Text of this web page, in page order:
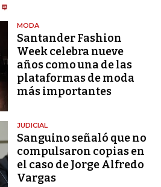
MODA
Santander Fashion
Week celebra nueve
años como una de las
plataformas de moda
más importantes
JUDICIAL
Sanguino señaló que no
compulsaron copias en
el caso de Jorge Alfredo
Vargas